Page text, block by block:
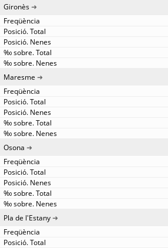
Gironès
Maresme
Osona
Pla de l'Estany